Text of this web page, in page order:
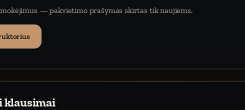
— pakvietimo prašymas skirtas tik naujiems.
klausimai